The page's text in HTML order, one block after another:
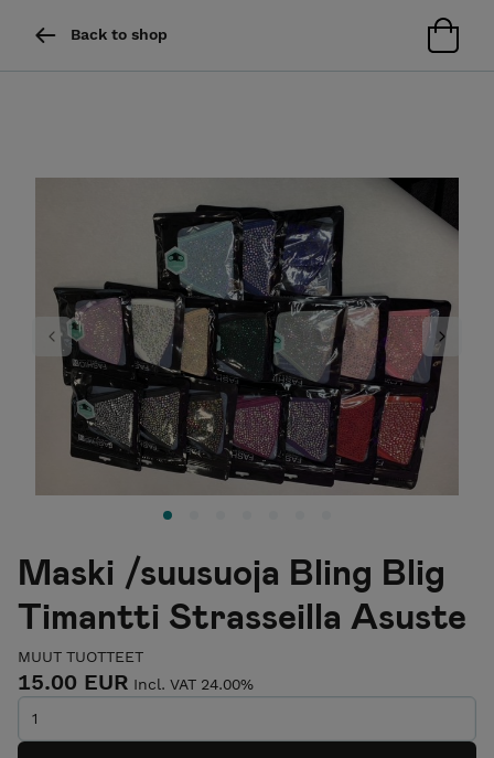
Back to shop
Previous Next
Maski /suusuoja Bling Blig
Timantti Strasseilla Asuste
MUUT TUOTTEET
15.00 EUR Incl. VAT 24.00%